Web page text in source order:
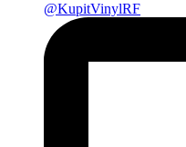
@KupitVinylRF